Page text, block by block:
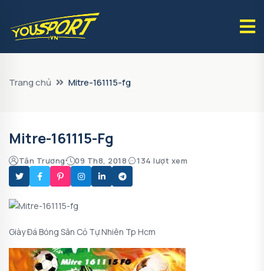
Trang chủ Mitre-161115-fg
Mitre-161115-Fg
Tân Trương 09 Th8, 2018 134 lượt xem
Giày Đá Bóng Sân Cỏ Tự Nhiên Tp Hcm